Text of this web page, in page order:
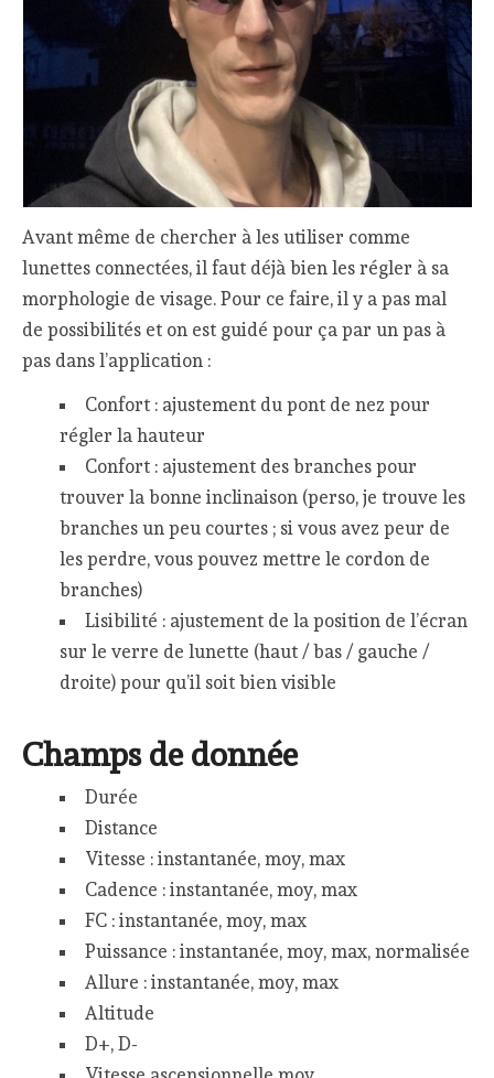
Avant même de chercher à les utiliser comme
lunettes connectées, il faut déjà bien les régler à sa
morphologie de visage. Pour ce faire, il y a pas mal
de possibilités et on est guidé pour ça par un pas à
pas dans l’application :
Confort : ajustement du pont de nez pour
régler la hauteur
Confort : ajustement des branches pour
trouver la bonne inclinaison (perso, je trouve les
branches un peu courtes ; si vous avez peur de
les perdre, vous pouvez mettre le cordon de
branches)
Lisibilité : ajustement de la position de l’écran
sur le verre de lunette (haut / bas / gauche /
droite) pour qu’il soit bien visible
Champs de donnée
Durée
Distance
Vitesse : instantanée, moy, max
Cadence : instantanée, moy, max
FC : instantanée, moy, max
Puissance : instantanée, moy, max, normalisée
Allure : instantanée, moy, max
Altitude
D+, D-